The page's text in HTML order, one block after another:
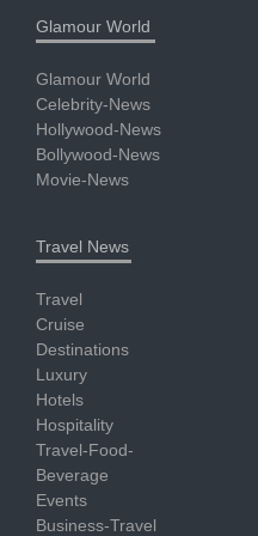
Glamour World
Glamour World
Celebrity-News
Hollywood-News
Bollywood-News
Movie-News
Travel News
Travel
Cruise
Destinations
Luxury
Hotels
Hospitality
Travel-Food-
Beverage
Events
Business-Travel